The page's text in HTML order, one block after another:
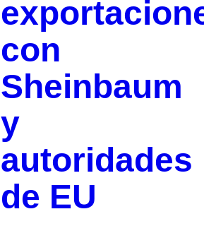
con
Sheinbaum
y
autoridades
de EU